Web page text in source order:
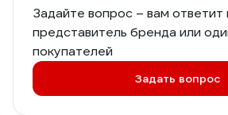
Задайте вопрос – вам ответит
представитель бренда или
покупателей
Задать вопрос